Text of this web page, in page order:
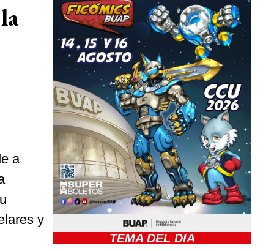
a
y
TEMA DEL DIA